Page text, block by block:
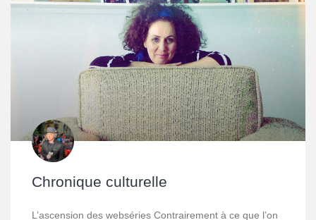
Chronique culturelle
L’ascension des webséries Contrairement à ce que l’on